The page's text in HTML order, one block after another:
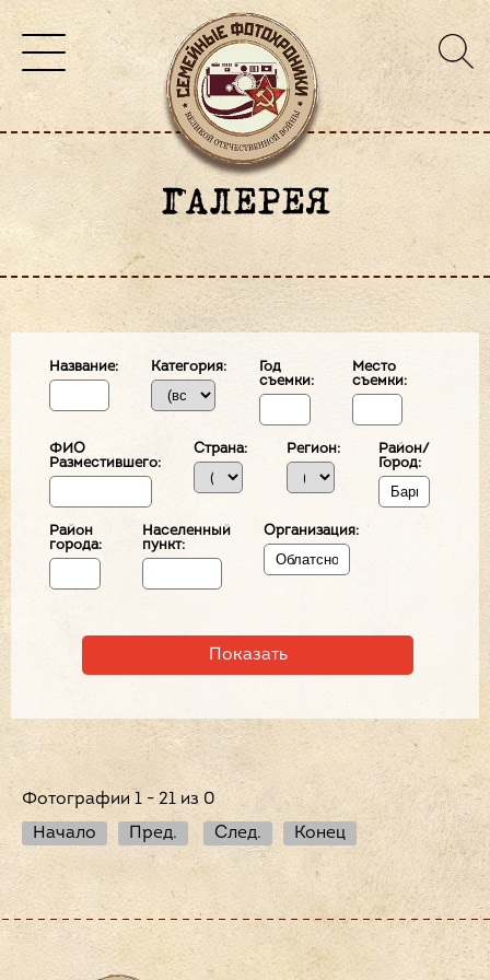
ГАЛЕРЕЯ
Название: Категория:
Год
съемки:
Место
съемки:
ФИО
Разместившего:
Страна: Регион:
Район/
Город:
Район
города:
Населенный
пункт:
Организация:
Фотографии 1 - 21 из 0
Начало
Пред. След. Конец